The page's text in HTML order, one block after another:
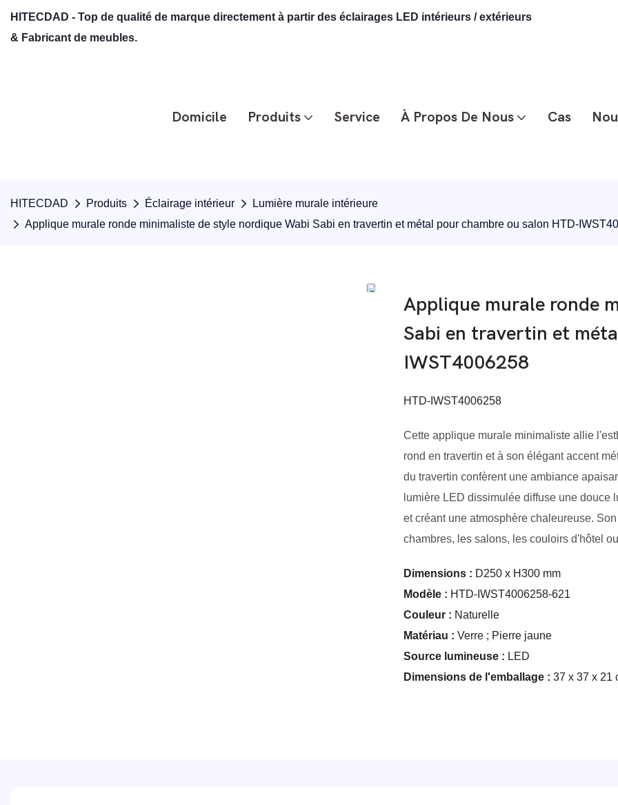
HITECDAD - Top de qualité de marque directement à partir des éclairages LED intérieurs / extérieurs
& Fabricant de meubles.
Domicile Produits Service À Propos De Nous Cas
HITECDAD Produits Éclairage intérieur
Lumière murale intérieure
Applique murale ronde minimaliste de style nordique Wabi Sabi en travertin et métal pour chambre ou salon HTD-
Applique murale ronde
Sabi en travertin et
IWST4006258
HTD-IWST4006258
Cette applique murale minimaliste allie
rond en travertin et à son élégant accent
du travertin confèrent une ambiance
lumière LED dissimulée diffuse une douce
et créant une atmosphère chaleureuse.
chambres, les salons, les couloirs d'hôtel
Dimensions : D250 x H300 mm
Modèle : HTD-IWST4006258-621
Couleur : Naturelle
Matériau : Verre ; Pierre jaune
Source lumineuse : LED
Dimensions de l'emballage : 37 x 37 x 21